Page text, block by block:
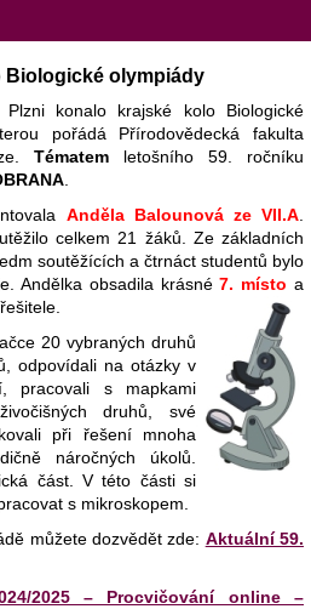
Biologické olympiády
konalo krajské kolo Biologické
pořádá Přírodovědecká fakulta
Tématem letošního 59. ročníku
Anděla Balounová ze VII.A
celkem 21 žáků. Ze základních
soutěžících a čtrnáct studentů bylo
Andělka obsadila krásné7. místo a
20 vybraných druhů
odpovídali na otázky v
pracovali s mapkami
druhů, své
při řešení mnoha
náročných úkolů.
část. V této části si
s mikroskopem.
můžete dozvědět zde: Aktuální 59.
2025 – Procvičování online –